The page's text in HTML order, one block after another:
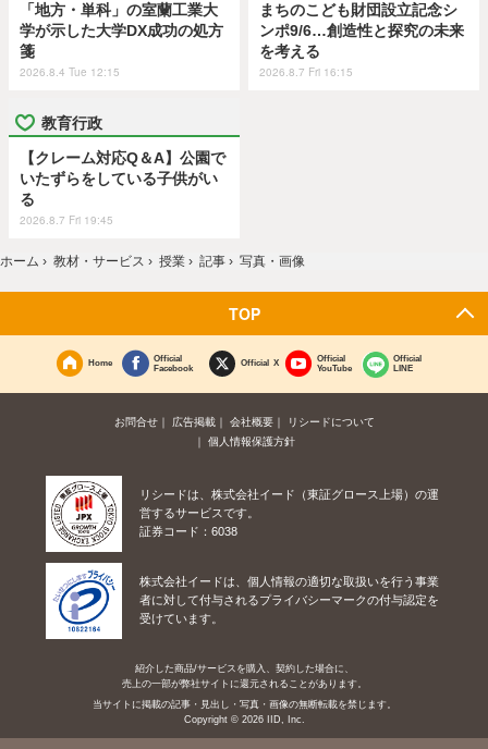
「地方・単科」の室蘭工業大
学が示した大学DX成功の処方
箋
2026.8.4 Tue 12:15
まちのこども財団設立記念シ
ンポ9/6…創造性と探究の未来
を考える
2026.8.7 Fri 16:15
教育行政
【クレーム対応Q＆A】公園で
いたずらをしている子供がい
る
2026.8.7 Fri 19:45
ホーム › 教材・サービス › 授業 › 記事 › 写真・画像
TOP
Home
Official
Facebook
Official X
Official
YouTube
Official
LINE
お問合せ 広告掲載 会社概要
リシードについて
個人情報保護方針
リシードは、株式会社イード（東証グロース上場）の運
営するサービスです。
証券コード：6038
株式会社イードは、個人情報の適切な取扱いを行う事業
者に対して付与されるプライバシーマークの付与認定を
受けています。
紹介した商品/サービスを購入、契約した場合に、
売上の一部が弊社サイトに還元されることがあります。
当サイトに掲載の記事・見出し・写真・画像の無断転載を禁じます。
Copyright © 2026 IID, Inc.